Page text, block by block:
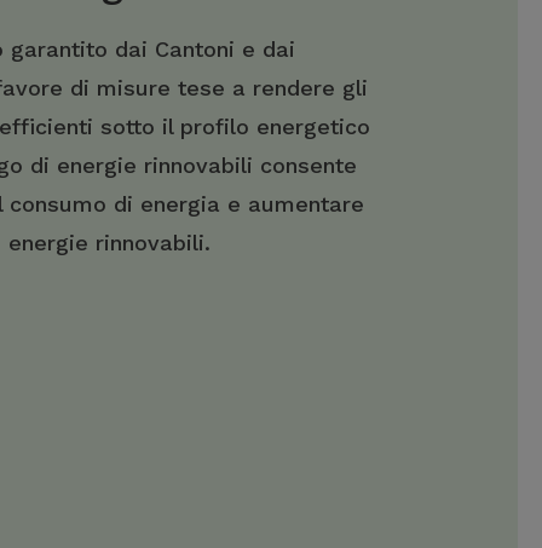
garantito dai Cantoni e dai
di misure tese a rendere gli
sotto il profilo energetico
di energie rinnovabili consente
di energia e aumentare
rinnovabili.